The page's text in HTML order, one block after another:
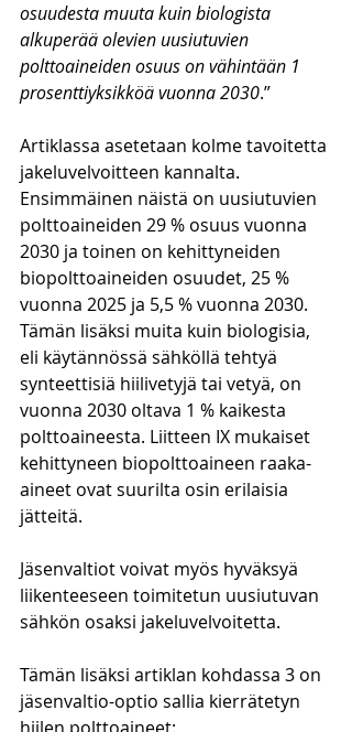
osuudesta muuta kuin biologista
alkuperää olevien uusiutuvien
polttoaineiden osuus on vähintään 1
prosenttiyksikköä vuonna 2030.”
Artiklassa asetetaan kolme tavoitetta
jakeluvelvoitteen kannalta.
Ensimmäinen näistä on uusiutuvien
polttoaineiden 29 % osuus vuonna
2030 ja toinen on kehittyneiden
biopolttoaineiden osuudet, 25 %
vuonna 2025 ja 5,5 % vuonna 2030.
Tämän lisäksi muita kuin biologisia,
eli käytännössä sähköllä tehtyä
synteettisiä hiilivetyjä tai vetyä, on
vuonna 2030 oltava 1 % kaikesta
polttoaineesta. Liitteen IX mukaiset
kehittyneen biopolttoaineen raaka-
aineet ovat suurilta osin erilaisia
jätteitä.
Jäsenvaltiot voivat myös hyväksyä
liikenteeseen toimitetun uusiutuvan
sähkön osaksi jakeluvelvoitetta.
Tämän lisäksi artiklan kohdassa 3 on
jäsenvaltio-optio sallia kierrätetyn